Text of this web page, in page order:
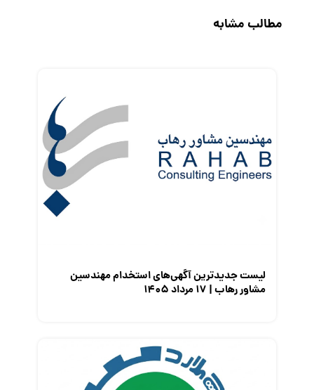
رزومه
گزارش‌های آماری
مصاحبه شغلی
معرفی شرکت ها
مطالب مشابه
لیست جدیدترین آگهی‌های استخدام مهندسین
مشاور رهاب | ۱۷ مرداد ۱۴۰۵